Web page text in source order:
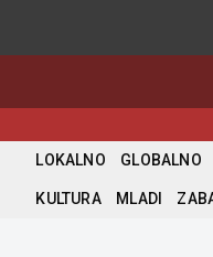
LOKALNO GLOBALNO
KULTURA MLADI